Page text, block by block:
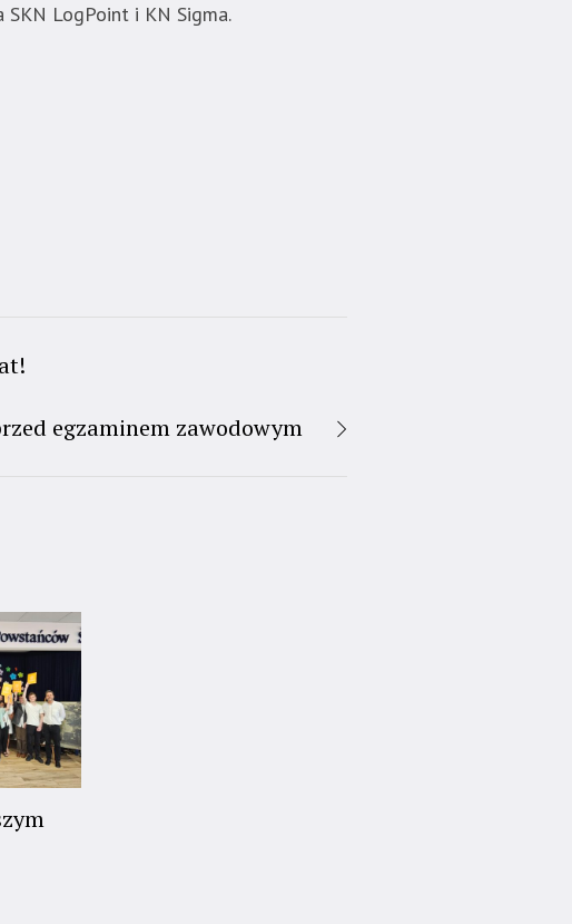
LogPoint i KN Sigma.
egzaminem zawodowym